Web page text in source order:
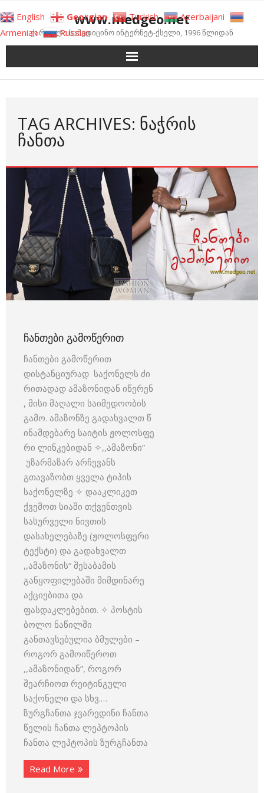
to
content
www.medgeo.net
ქართული სამედიცინო ინტერნეტ-ქსელი, 1996 წლიდან
TAG ARCHIVES: ᲜᲐᲭᲠᲘᲡ
ᲩᲐᲜᲗᲐ
ᲩᲐᲜᲗᲔᲑᲘ ᲒᲐᲛᲝᲬᲔᲠᲘᲗ
ჩანთები გამოწერით
დისტანციურად საქონელს ძი
რითადად ამაზონიდან იწერენ
, მისი მაღალი საიმედოობის
გამო. ამაზონზე გადახვალთ წ
ინამდებარე საიტის ჟოლოსფე
რი ლინკებიდან ✧,,ამაზონი”
უზარმაზარ არჩევანს
გთავაზობთ ყველა ტიპის
საქონელზე ✧ დააკლიკეთ
ქვემოთ სიაში თქვენთვის
სასურველი ნივთის
დასახელებაზე (ჟოლოსფერი
ტექსტი) და გადახვალთ
,,ამაზონის“ შესაბამის
განყოფილებაში მიმდინარე
აქციებითა და
ფასდაკლებებით. ✧ პოსტის
ბოლო ნაწილში
განთავსებულია ბმულები –
როგორ გამოიწეროთ
,,ამაზონიდან”, როგორ
შეარჩიოთ რეიტინგული
საქონელი და სხვ.…
ზურგჩანთა ჯვარედინი ჩანთა
წელის ჩანთა ლეპტოპის
ჩანთა ლეპტოპის ზურგჩანთა
Read More
English Georgian Turkish
Azerbaijani
Armenian
Russian